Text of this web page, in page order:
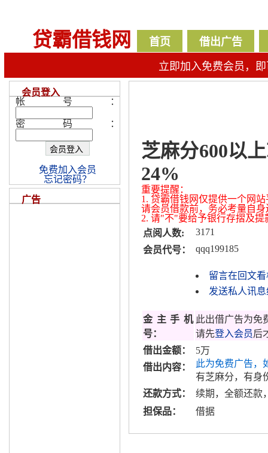
贷霸借钱网 首页 借出广告
立即加入免费会员，
芝麻分600以
24%
重要提醒：
1. 贷霸借钱网仅提供一个网
请会员借款前，务必考量自
2. 请"不"要给予银行存摺及
点阅人数:
3171
会员代号：
qqq199185
留言在回文看
发送私人讯息
金主手机
号：
此出借广告为免
请先登入会员后
借出金额：
5万
借出内容：
此为免费广告，
有芝麻分，有身
还款方式：
续期，全额还款
担保品：
借据
会员登入
帐号：
密码：
免费加入会员
忘记密码？
广告